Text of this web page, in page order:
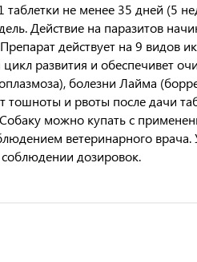
не менее 35 дней (5
Действие на паразитов
действует на 9 видов
развития и обеспечивет
болезни Лайма
и рвоты после дачи
можно купать с
ветеринарного врача.
дозировок.